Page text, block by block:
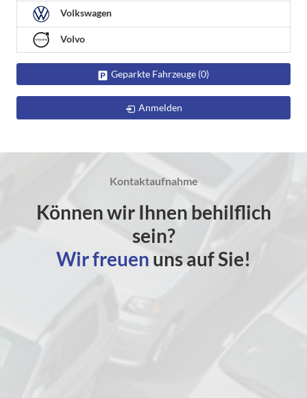
Volkswagen
Volvo
Geparkte Fahrzeuge (0)
Anmelden
Kontaktaufnahme
Können wir Ihnen behilflich
sein?
Wir freuen uns auf Sie!